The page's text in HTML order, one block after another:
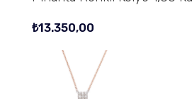
₺13.350,00